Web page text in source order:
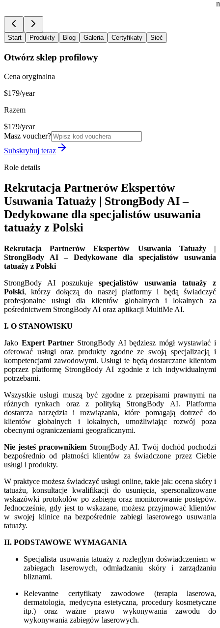
Start Produkty Blog Galeria Certyfikaty Sieć
Otwórz sklep profilowy
Cena oryginalna
$179/year
Razem
$179/year
Masz voucher?
Subskrybuj teraz
Role details
Rekrutacja Partnerów Ekspertów
Usuwania Tatuaży | StrongBody AI –
Dedykowane dla specjalistów usuwania
tatuaży z Polski
Rekrutacja Partnerów Ekspertów Usuwania Tatuaży |
StrongBody AI – Dedykowane dla specjalistów usuwania
tatuaży z Polski
StrongBody AI poszukuje specjalistów usuwania tatuaży z
Polski, którzy dołączą do naszej platformy i będą świadczyć
profesjonalne usługi dla klientów globalnych i lokalnych za
pośrednictwem StrongBody AI oraz aplikacji MultiMe AI.
I. O STANOWISKU
Jako Expert Partner StrongBody AI będziesz mógł wystawiać i
oferować usługi oraz produkty zgodne ze swoją specjalizacją i
kompetencjami zawodowymi. Usługi te będą dostarczane klientom
poprzez platformę StrongBody AI zgodnie z ich indywidualnymi
potrzebami.
Wszystkie usługi muszą być zgodne z przepisami prawnymi na
różnych rynkach oraz z polityką StrongBody AI. Platforma
dostarcza narzędzia i rozwiązania, które pomagają dotrzeć do
klientów globalnych i lokalnych, umożliwiając rozwój poza
obecnymi ograniczeniami geograficznymi.
Nie jesteś pracownikiemStrongBody AI. Twój dochód pochodzi
bezpośrednio od płatności klientów za świadczone przez Ciebie
usługi i produkty.
W praktyce możesz świadczyć usługi online, takie jak: ocena skóry i
tatuażu, konsultacje kwalifikacji do usunięcia, spersonalizowane
wskazówki protokołów po zabiegu oraz monitorowanie postępów.
Jednocześnie, gdy jest to wskazane, możesz przyjmować klientów
w swojej klinice na bezpośrednie zabiegi laserowego usuwania
tatuaży.
II. PODSTAWOWE WYMAGANIA
Specjalista usuwania tatuaży z rozległym doświadczeniem w
zabiegach laserowych, odmładzaniu skóry i zarządzaniu
bliznami.
Relevantne certyfikaty zawodowe (terapia laserowa,
dermatologia, medycyna estetyczna, procedury kosmetyczne
itp.) oraz ważne prawo wykonywania zawodu do
wykonywania zabiegów laserowych.